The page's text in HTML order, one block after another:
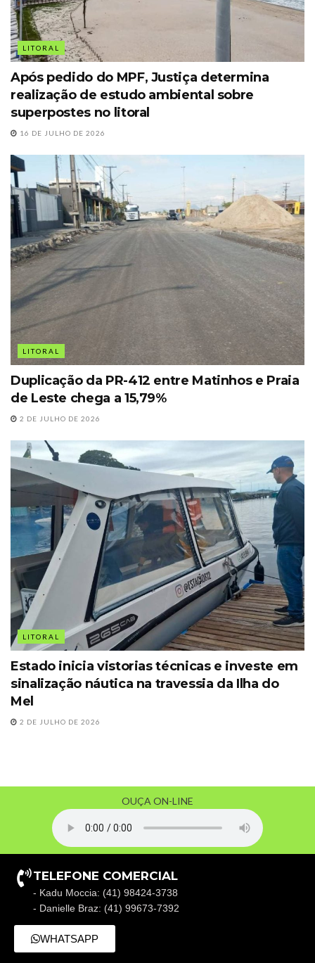
LITORAL
Após pedido do MPF, Justiça determina
realização de estudo ambiental sobre
superpostes no litoral
16 DE JULHO DE 2026
LITORAL
Duplicação da PR-412 entre Matinhos e Praia
de Leste chega a 15,79%
2 DE JULHO DE 2026
LITORAL
Estado inicia vistorias técnicas e investe em
sinalização náutica na travessia da Ilha do
Mel
2 DE JULHO DE 2026
OUÇA ON-LINE
TELEFONE COMERCIAL
- Kadu Moccia: (41) 98424-3738
- Danielle Braz: (41) 99673-7392
WHATSAPP